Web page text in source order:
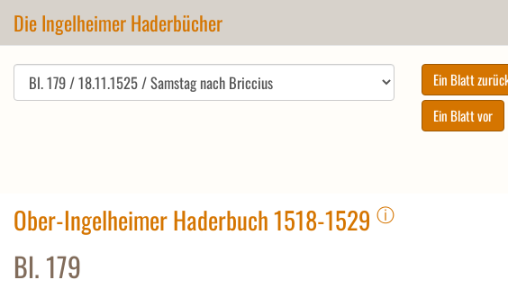
Die Ingelheimer Haderbücher
Ober-Ingelheimer Haderbuch 1518-1529 ⓘ
Bl. 179